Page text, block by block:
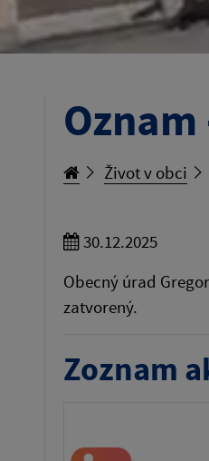
Život v obci
30.12.2025
Obecný úrad
zatvorený.
Zoznam